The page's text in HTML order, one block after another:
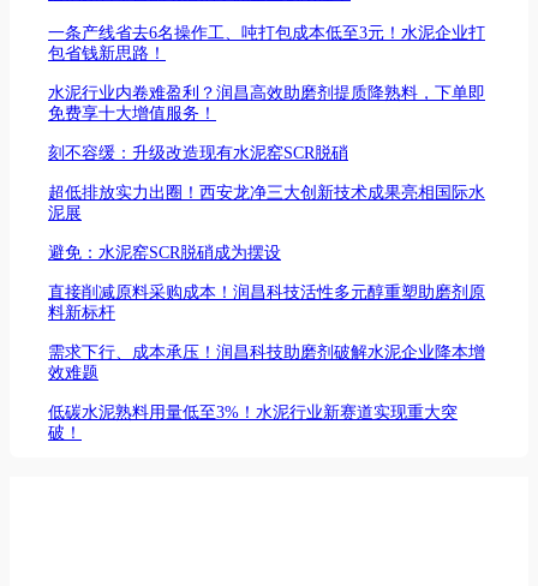
一条产线省去6名操作工、吨打包成本低至3元！水泥企业打
包省钱新思路！
水泥行业内卷难盈利？润昌高效助磨剂提质降熟料，下单即
免费享十大增值服务！
刻不容缓：升级改造现有水泥窑SCR脱硝
超低排放实力出圈！西安龙净三大创新技术成果亮相国际水
泥展
避免：水泥窑SCR脱硝成为摆设
直接削减原料采购成本！润昌科技活性多元醇重塑助磨剂原
料新标杆
需求下行、成本承压！润昌科技助磨剂破解水泥企业降本增
效难题
低碳水泥熟料用量低至3%！水泥行业新赛道实现重大突
破！